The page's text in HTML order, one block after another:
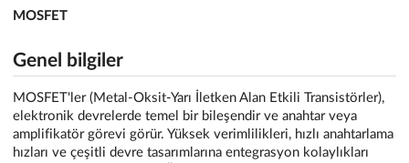
MOSFET
Genel bilgiler
MOSFET'ler (Metal-Oksit-Yarı İletken Alan Etkili Transistörler),
elektronik devrelerde temel bir bileşendir ve anahtar veya
amplifikatör görevi görür. Yüksek verimlilikleri, hızlı anahtarlama
hızları ve çeşitli devre tasarımlarına entegrasyon kolaylıkları